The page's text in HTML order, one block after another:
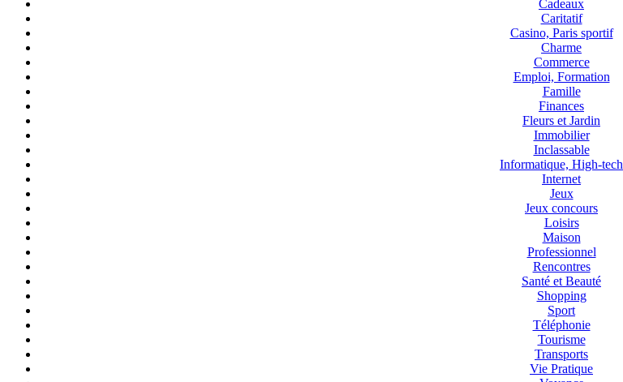
Cadeaux
Caritatif
Casino, Paris sportif
Charme
Commerce
Emploi, Formation
Famille
Finances
Fleurs et Jardin
Immobilier
Inclassable
Informatique, High-tech
Internet
Jeux
Jeux concours
Loisirs
Maison
Professionnel
Rencontres
Santé et Beauté
Shopping
Sport
Téléphonie
Tourisme
Transports
Vie Pratique